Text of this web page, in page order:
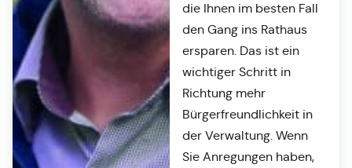
die Ihnen im besten Fall
den Gang ins Rathaus
ersparen. Das ist ein
wichtiger Schritt in
Richtung mehr
Bürgerfreundlichkeit in
der Verwaltung. Wenn
Sie Anregungen haben,